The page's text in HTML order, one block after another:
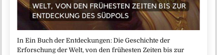
In Ein Buch der Entdeckungen: Die Geschichte der
Erforschung der Welt, von den frühesten Zeiten bis zur